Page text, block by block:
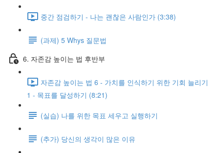
중간 점검하기 - 나는 괜찮은 사람인가 (3:38)
(과제) 5 Whys 질문법
6. 자존감 높이는 법 후반부
자존감 높이는 법 6 - 가치를 인식하기 위한 기회 늘리기
1 - 목표를 달성하기 (8:21)
(실습) 나를 위한 목표 세우고 실행하기
(추가) 당신의 생각이 많은 이유